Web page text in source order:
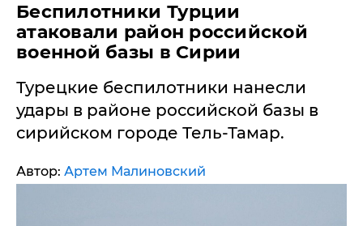
Беспилотники Турции
атаковали район российской
военной базы в Сирии
Турецкие беспилотники нанесли
удары в районе российской базы в
сирийском городе Тель-Тамар.
Автор: Артем Малиновский